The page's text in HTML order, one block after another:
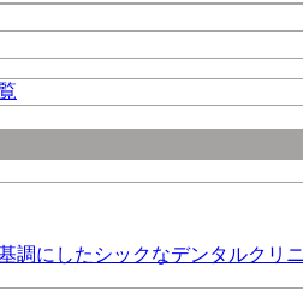
調にしたシックなデンタルクリ